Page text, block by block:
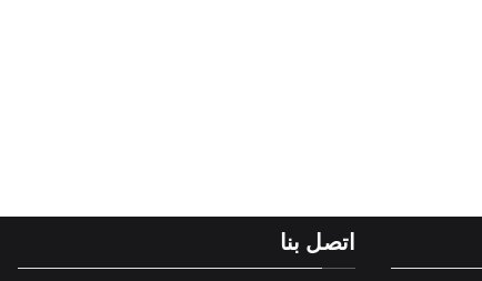
اتصل بنا